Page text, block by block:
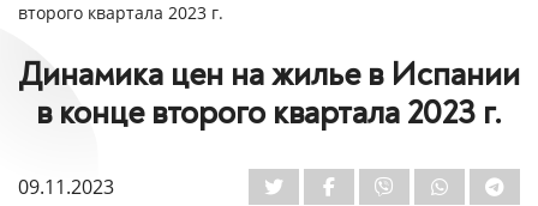
второго квартала 2023 г.
Динамика цен на жилье в Испании
в конце второго квартала 2023 г.
09.11.2023